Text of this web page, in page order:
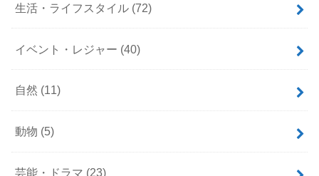
生活・ライフスタイル (72)
イベント・レジャー (40)
自然 (11)
動物 (5)
芸能・ドラマ (23)